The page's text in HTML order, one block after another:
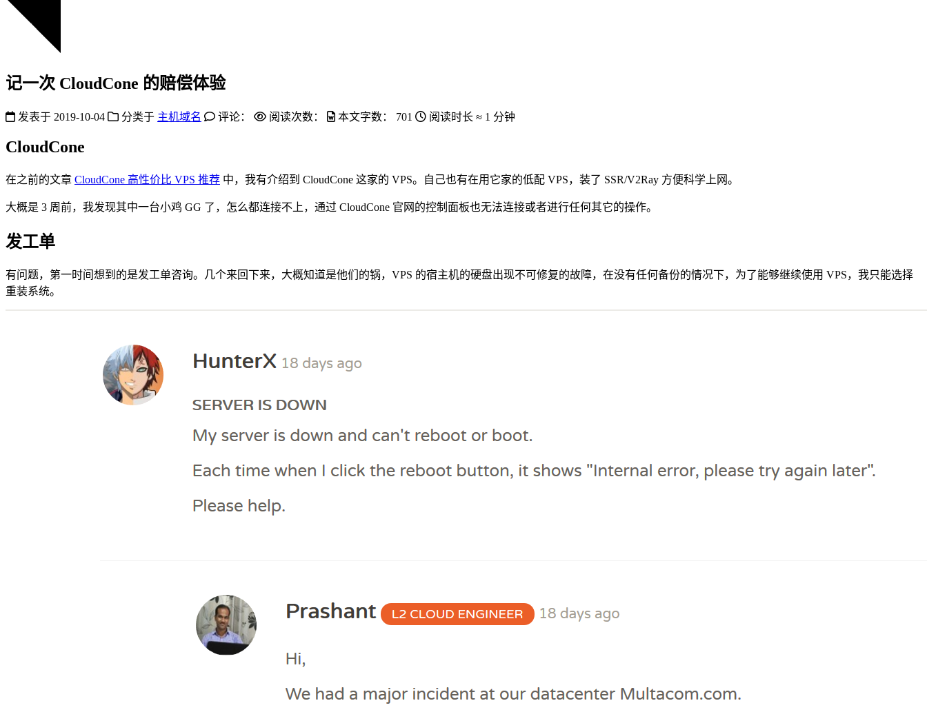
记一次 CloudCone 的赔偿体验
发表于 2019-10-04 分类于 主机域名 评论： 阅读次数： 本文字数： 701 阅读时长 ≈ 1 分钟
CloudCone
在之前的文章 CloudCone 高性价比 VPS 推荐 中，我有介绍到 CloudCone 这家的 VPS。自己也有在用它家的低配 VPS，装了 SSR/V2Ray 方便科学上网。
大概是 3 周前，我发现其中一台小鸡 GG 了，怎么都连接不上，通过 CloudCone 官网的控制面板也无法连接或者进行任何其它的操作。
发工单
有问题，第一时间想到的是发工单咨询。几个来回下来，大概知道是他们的锅，VPS 的宿主机的硬盘出现不可修复的故障，在没有任何备份的情况下，为了能够继续使用 VPS，我只能选择
重装系统。